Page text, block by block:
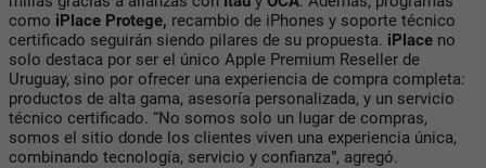
como iPlace Protege, recambio de iPhones y soporte técnico
certificado seguirán siendo pilares de su propuesta. iPlace no
solo destaca por ser el único Apple Premium Reseller de
Uruguay, sino por ofrecer una experiencia de compra completa:
productos de alta gama, asesoría personalizada, y un servicio
técnico certificado. “No somos solo un lugar de compras,
somos el sitio donde los clientes viven una experiencia única,
combinando tecnología, servicio y confianza”, agregó.